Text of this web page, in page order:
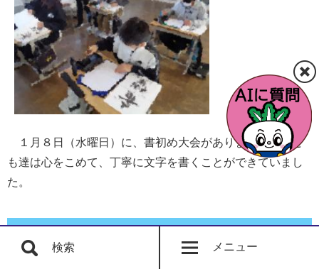
検索 メニュー
１月８日（水曜日）に、書初め大会がありました。子ど
も達は心をこめて、丁寧に文字を書くことができていまし
た。
クリスマス＆お正月集会